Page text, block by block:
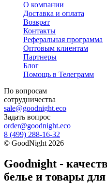
О компании
Доставка и оплата
Возврат
Контакты
Реферальная программа
Оптовым клиентам
Партнеры
Блог
Помощь в Телеграмм
По вопросам
сотрудничества
sale@goodnight.eco
Задать вопрос
order@goodnight.eco
8 (499) 288-16-32
© GoodNight 2026
Goodnight -
белье и товары